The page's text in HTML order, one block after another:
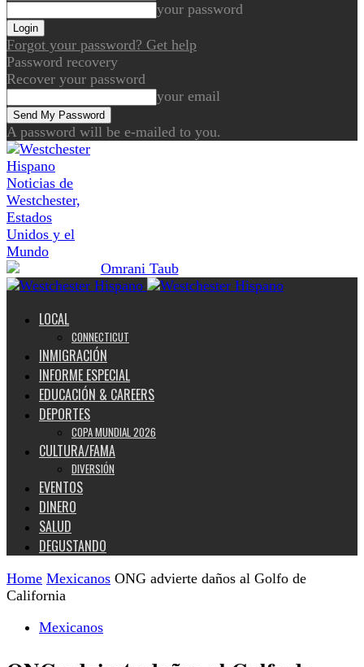
your password
Forgot your password? Get help
Password recovery
Recover your password
your email
A password will be e-mailed to you.
Noticias de
Westchester,
Estados
Unidos y el
Mundo
LOCAL
CONNECTICUT
INMIGRACIÓN
INFORME ESPECIAL
EDUCACIÓN & CAREERS
DEPORTES
COPA MUNDIAL 2026
CULTURA/FAMA
DIVERSIÓN
EVENTOS
DINERO
SALUD
DEGUSTANDO
Home Mexicanos ONG advierte daños al Golfo de
California
Mexicanos